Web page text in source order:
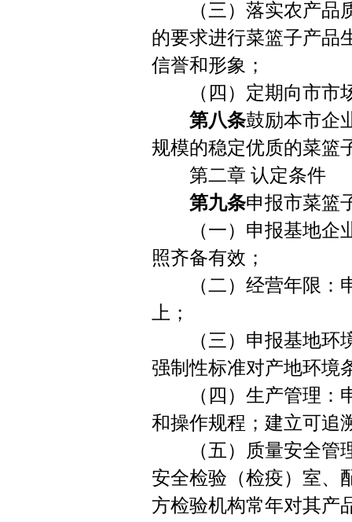
（三）落实农产品质
的要求进行菜篮子产品
信誉和形象；
（四）定期向市市场
第八条鼓励本市企
规模的稳定优质的菜篮
第二章 认定条件
第九条申报市菜篮
（一）申报基地企业
照齐备有效；
（二）经营年限：申
上；
（三）申报基地环境
强制性标准对产地环境
（四）生产管理：申
和操作规程；建立可追
（五）质量安全管理
安全检验（检疫）室、
方检验机构常年对其产